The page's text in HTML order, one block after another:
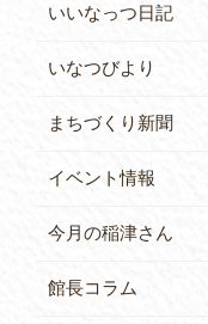
いいなっつ日記
いなつびより
まちづくり新聞
イベント情報
今月の稲津さん
館長コラム